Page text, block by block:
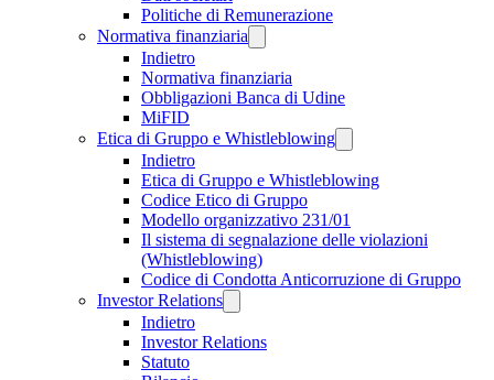
Politiche di Remunerazione
Normativa finanziaria
Indietro
Normativa finanziaria
Obbligazioni Banca di Udine
MiFID
Etica di Gruppo e Whistleblowing
Indietro
Etica di Gruppo e Whistleblowing
Codice Etico di Gruppo
Modello organizzativo 231/01
Il sistema di segnalazione delle violazioni
(Whistleblowing)
Codice di Condotta Anticorruzione di Gruppo
Investor Relations
Indietro
Investor Relations
Statuto